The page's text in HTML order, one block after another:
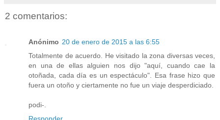
2 comentarios:
Anónimo 20 de enero de 2015 a las 6:55
Totalmente de acuerdo. He visitado la zona diversas veces,
en una de ellas alguien nos dijo "aquí, cuando cae la
otoñada, cada día es un espectáculo". Esa frase hizo que
fuera un otoño y ciertamente no fue un viaje desperdiciado.
podi-.